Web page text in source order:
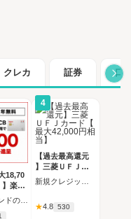
クレカ 証券 口
18,70
】楽天
キ
実施
4
【過去最高還元
】三菱ＵＦＪカ
ード【最大42,00
0円相当】
★4.8 530